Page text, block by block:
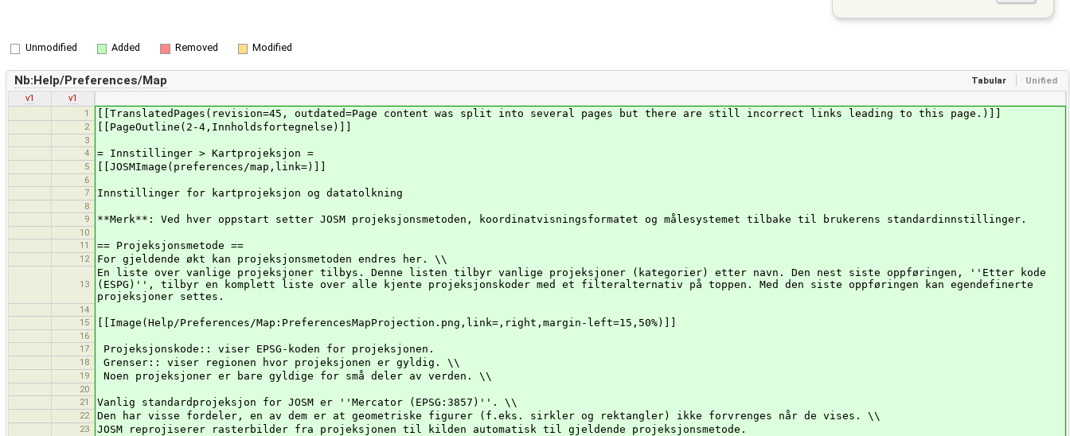
Unmodified Added Removed Modified
Tabular Unified
Nb:Help/Preferences/Map
v1
v1
1
[[TranslatedPages(revision=45, outdated=Page content was split into several pages but there are still incorrect links leading to this page.)]]
2 [[PageOutline(2-4,Innholdsfortegnelse)]]
3
4
= Innstillinger > Kartprojeksjon =
5 [[JOSMImage(preferences/map,link=)]]
6
7
Innstillinger for kartprojeksjon og datatolkning
8
9
**Merk**: Ved hver oppstart setter JOSM projeksjonsmetoden, koordinatvisningsformatet og målesystemet tilbake til brukerens standardinnstillinger.
10
11
== Projeksjonsmetode ==
12 For gjeldende økt kan projeksjonsmetoden endres her. \\
13
En liste over vanlige projeksjoner tilbys. Denne listen tilbyr vanlige projeksjoner (kategorier) etter navn. Den nest siste oppføringen, ''Etter kode
(ESPG)'', tilbyr en komplett liste over alle kjente projeksjonskoder med et filteralternativ på toppen. Med den siste oppføringen kan egendefinerte
projeksjoner settes.
14
15
[[Image(Help/Preferences/Map:PreferencesMapProjection.png,link=,right,margin-left=15,50%)]]
16
17
Projeksjonskode:: viser EPSG-koden for projeksjonen.
18 Grenser:: viser regionen hvor projeksjonen er gyldig. \\
19 Noen projeksjoner er bare gyldige for små deler av verden. \\
20
21
Vanlig standardprojeksjon for JOSM er ''Mercator (EPSG:3857)''. \\
22 Den har visse fordeler, en av dem er at geometriske figurer (f.eks. sirkler og rektangler) ikke forvrenges når de vises. \\
23 JOSM reprojiserer rasterbilder fra projeksjonen til kilden automatisk til gjeldende projeksjonsmetode.